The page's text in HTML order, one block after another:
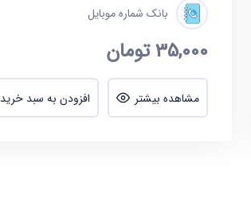
بانک شماره موبایل
35,000تومان
مشاهده بیشتر افزودن به سبد خرید